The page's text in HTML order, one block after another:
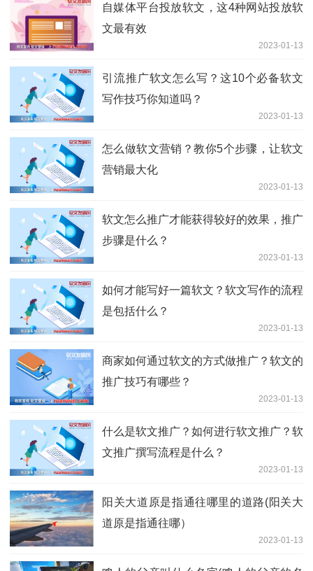
自媒体平台投放软文，这4种网站投放软
文最有效
2023-01-13
引流推广软文怎么写？这10个必备软文
写作技巧你知道吗？
2023-01-13
怎么做软文营销？教你5个步骤，让软文
营销最大化
2023-01-13
软文怎么推广才能获得较好的效果，推广
步骤是什么？
2023-01-13
如何才能写好一篇软文？软文写作的流程
是包括什么？
2023-01-13
商家如何通过软文的方式做推广？软文的
推广技巧有哪些？
2023-01-13
什么是软文推广？如何进行软文推广？软
文推广撰写流程是什么？
2023-01-13
阳关大道原是指通往哪里的道路(阳关大
道原是指通往哪）
2023-01-13